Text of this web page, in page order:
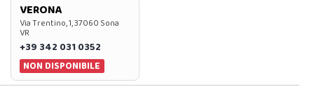
VERONA
Via Trentino, 1, 37060 Sona
VR
+39 342 031 0352
NON DISPONIBILE